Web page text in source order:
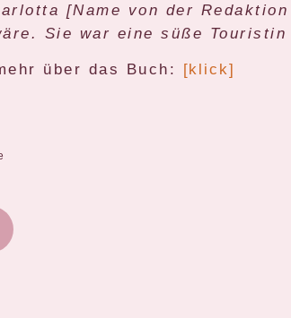
[Name von der
Sie war eine süße
über das Buch: [klick]